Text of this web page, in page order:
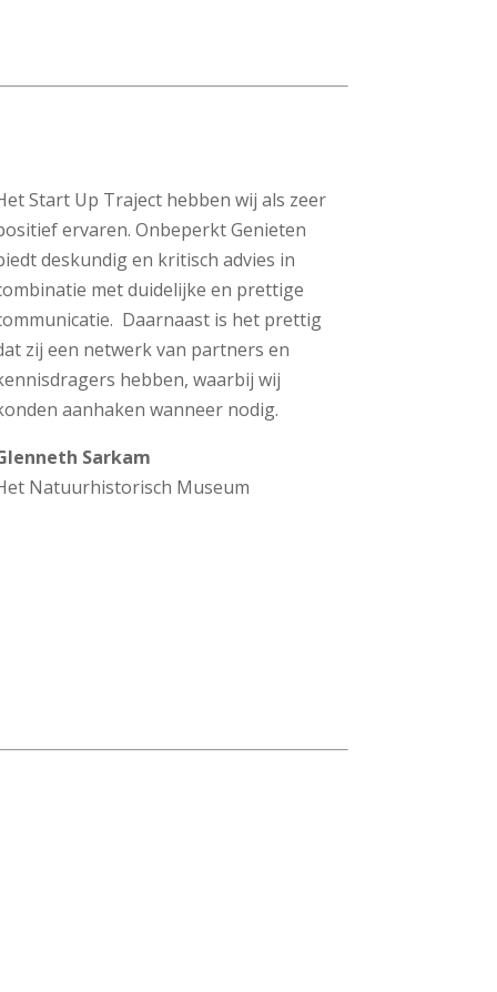
Start Up Traject hebben wij als zeer
ervaren. Onbeperkt Genieten
deskundig en kritisch advies in
met duidelijke en prettige
Daarnaast is het prettig
zij een netwerk van partners en
hebben, waarbij wij
aanhaken wanneer nodig.
Sarkam
Natuurhistorisch Museum